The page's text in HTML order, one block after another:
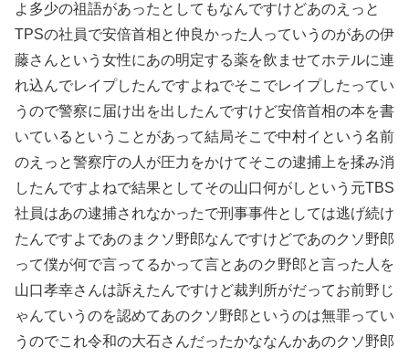
よ多少の祖語があったとしてもなんですけどあのえっと
TPSの社員で安倍首相と仲良かった人っていうのがあの伊
藤さんという女性にあの明定する薬を飲ませてホテルに連
れ込んでレイプしたんですよねでそこでレイプしたってい
うので警察に届け出を出したんですけど安倍首相の本を書
いているということがあって結局そこで中村イという名前
のえっと警察庁の人が圧力をかけてそこの逮捕上を揉み消
したんですよねで結果としてその山口何がしという元TBS
社員はあの逮捕されなかったで刑事事件としては逃げ続け
たんですよであのまクソ野郎なんですけどであのクソ野郎
って僕が何で言ってるかって言とあのク野郎と言った人を
山口孝幸さんは訴えたんですけど裁判所がだってお前野じ
ゃんていうのを認めてあのクソ野郎というのは無罪ってい
うのでこれ令和の大石さんだったかななんかあのクソ野郎